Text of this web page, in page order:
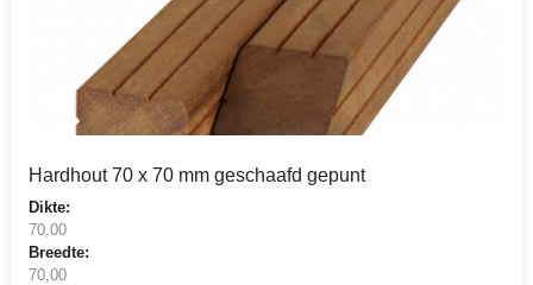
Hardhout 70 x 70 mm geschaafd gepunt
Dikte:
70,00
Breedte:
70,00